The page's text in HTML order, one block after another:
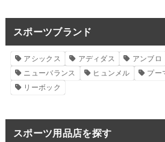
スポーツブランド
アシックス アディダス アンブロ
ニューバランス
ヒュンメル プー
リーボック
スポーツ用品店を探す